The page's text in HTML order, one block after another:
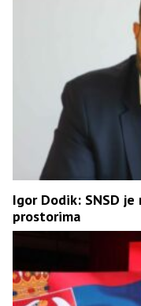
Igor Dodik: SNSD
prostorima